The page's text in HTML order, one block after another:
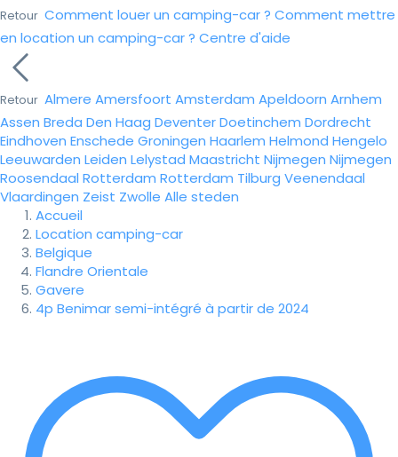
Retour Comment louer un camping-car ? Comment mettre
en location un camping-car ? Centre d'aide
Retour Almere Amersfoort Amsterdam Apeldoorn Arnhem
Assen Breda Den Haag DeventerDoetinchem Dordrecht
Eindhoven Enschede Groningen Haarlem Helmond Hengelo
Leeuwarden Leiden Lelystad Maastricht Nijmegen Nijmegen
Roosendaal Rotterdam Rotterdam Tilburg Veenendaal
Vlaardingen Zeist Zwolle Alle steden
Accueil
Location camping-car
Belgique
Flandre Orientale
Gavere
4p Benimar semi-intégré à partir de 2024